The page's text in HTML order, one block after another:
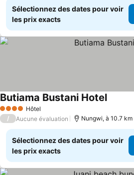
Sélectionnez des dates pour voir
les prix exacts
4 Étoiles Hôtel
Butiama Bustani Hotel
/ Aucune évaluation Nungwi, à 10.7
Sélectionnez des dates pour voir
les prix exacts